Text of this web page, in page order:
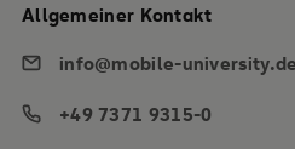
Allgemeiner Kontakt
info@mobile-university.de
+49 7371 9315-0